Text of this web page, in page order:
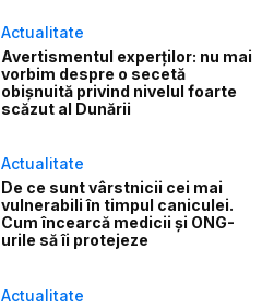
Actualitate
Avertismentul experților: nu mai
vorbim despre o secetă
obișnuită privind nivelul foarte
scăzut al Dunării
Actualitate
De ce sunt vârstnicii cei mai
vulnerabili în timpul caniculei.
Cum încearcă medicii și ONG-
urile să îi protejeze
Actualitate